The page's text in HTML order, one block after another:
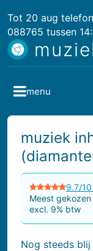
Tot 20 aug
088765 tussen
muziek
9.7/
Meest
excl. 9% btw
Nog steeds
menu